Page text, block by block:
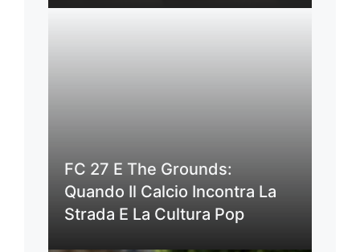
FC 27 E The Grounds:
Quando Il Calcio Incontra La
Strada E La Cultura Pop